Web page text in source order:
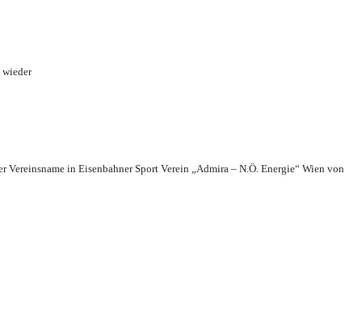
wieder
Vereinsname in Eisenbahner Sport Verein „Admira – N.Ö. Energie“ Wien von